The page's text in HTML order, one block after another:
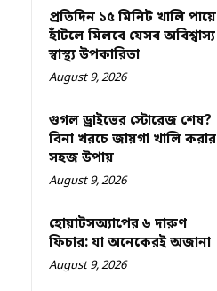
প্রতিদিন ১৫ মিনিট খালি পায়ে
হাঁটলে মিলবে যেসব অবিশ্বাস্য
স্বাস্থ্য উপকারিতা
August 9, 2026
গুগল ড্রাইভের স্টোরেজ শেষ?
বিনা খরচে জায়গা খালি করার
সহজ উপায়
August 9, 2026
হোয়াটসঅ্যাপের ৬ দারুণ
ফিচার: যা অনেকেরই অজানা
August 9, 2026